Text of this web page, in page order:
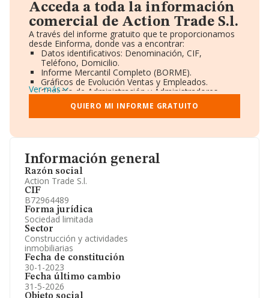
Información general
Razón social
Action Trade S.l.
CIF
B72964489
Forma jurídica
Sociedad limitada
Sector
Construcción y actividades
inmobiliarias
Fecha de constitución
30-1-2023
Fecha último cambio
31-5-2026
Acceda a toda la información
comercial de Action Trade S.l.
A través del informe gratuito que te proporcionamos
desde Einforma, donde vas a encontrar:
Datos identificativos: Denominación, CIF,
Teléfono, Domicilio.
Informe Mercantil Completo (BORME).
Gráficos de Evolución Ventas y Empleados.
Consejo de Administración y Administradores.
Directivos y Ejecutivos.
Accionistas.
Participaciones y Vinculaciones en otras empresas.
Información oficial y registral complementaria.
Ver más
QUIERO MI INFORME GRATUITO